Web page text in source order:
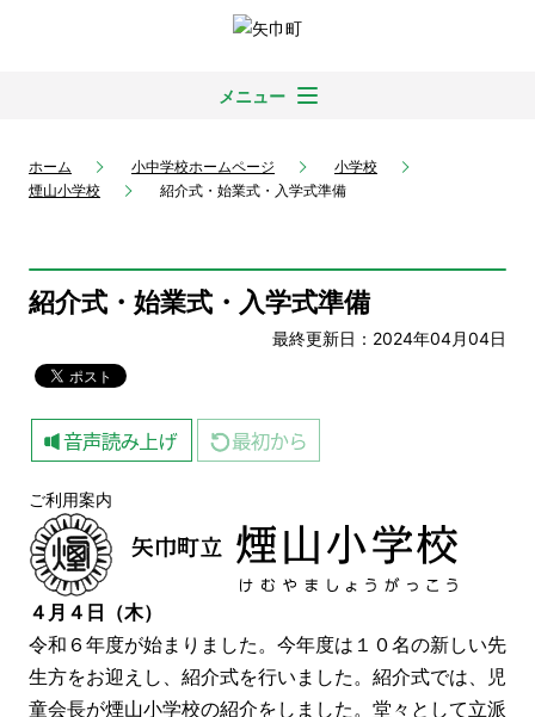
メニュー
ホーム 小中学校ホームページ
小学校
煙山小学校
紹介式・始業式・入学式準備
紹介式・始業式・入学式準備
最終更新日：2024年04月04日
ご利用案内
４月４日（木）
令和６年度が始まりました。今年度は１０名の新しい先
生方をお迎えし、紹介式を行いました。紹介式では、児
童会長が煙山小学校の紹介をしました。堂々として立派